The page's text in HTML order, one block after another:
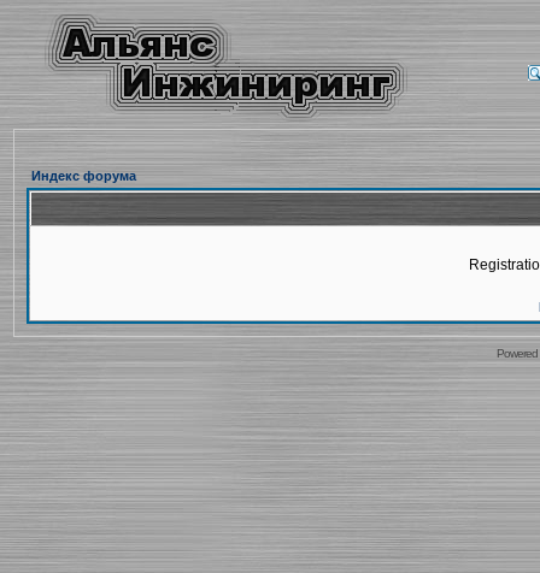
Индекс форума